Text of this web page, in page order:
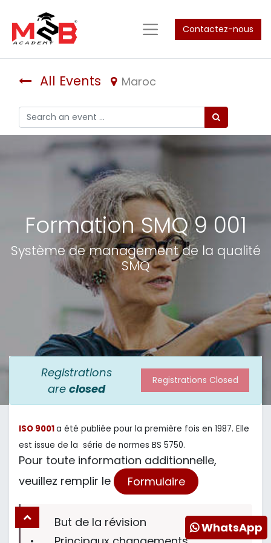
Contactez-nous
All Events Maroc
Formation SMQ 9 001
Système de management de la qualité
SMQ
Registrations
areclosed
Registrations Closed
ISO 9001a été publiée pour la première fois en 1987. Elle
est issue de la série de normes BS 5750.
Pour toute information additionnelle,
veuillez remplir le
Formulaire
•
But de la révision
WhatsApp